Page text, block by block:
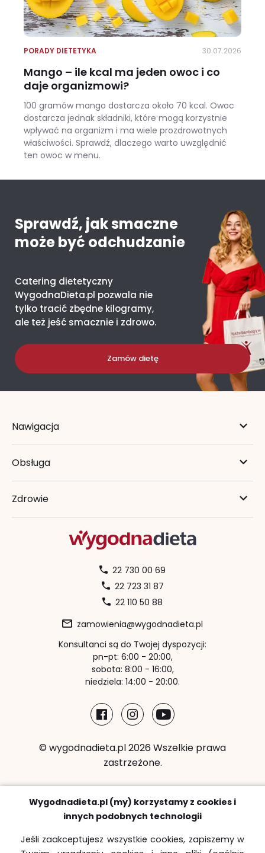
PORADY DIETETYKA 30.07.2026
Mango – ile kcal ma jeden owoc i co
daje organizmowi?
100 gramów mango dostarcza około 70 kcal. Owoc
dostarcza jednak składniki, które mogą korzystnie
wpływać na organizm i ma wiele prozdrowotnych
właściwości. Sprawdź, dlaczego warto uwzględnić
ten owoc w menu.
Sprawdź, jak smaczne
może być odchudzanie
Catering dietetyczny
WygodnaDieta.pl pozwala nie
tylko tracić zbędne kilogramy,
ale też jeść smacznie i zdrowo.
Zamów dietę
Nawigacja
Obsługa
Zdrowie
22 730 00 69
22 723 31 87
22 110 50 88
zamowienia@wygodnadieta.pl
Konsultanci są do Twojej dyspozycji:
pn-pt: 6:00 - 20:00,
sobota: 8:00 - 16:00,
niedziela: 14:00 - 20:00.
© wygodnadieta.pl 2026 Wszelkie prawa
zastrzeżone.
Metody płatności:
Wygodnadieta.pl (my) korzystamy z cookies i
innych podobnych technologii
Jeśli zaakceptujesz wszystkie cookies, zapiszemy w